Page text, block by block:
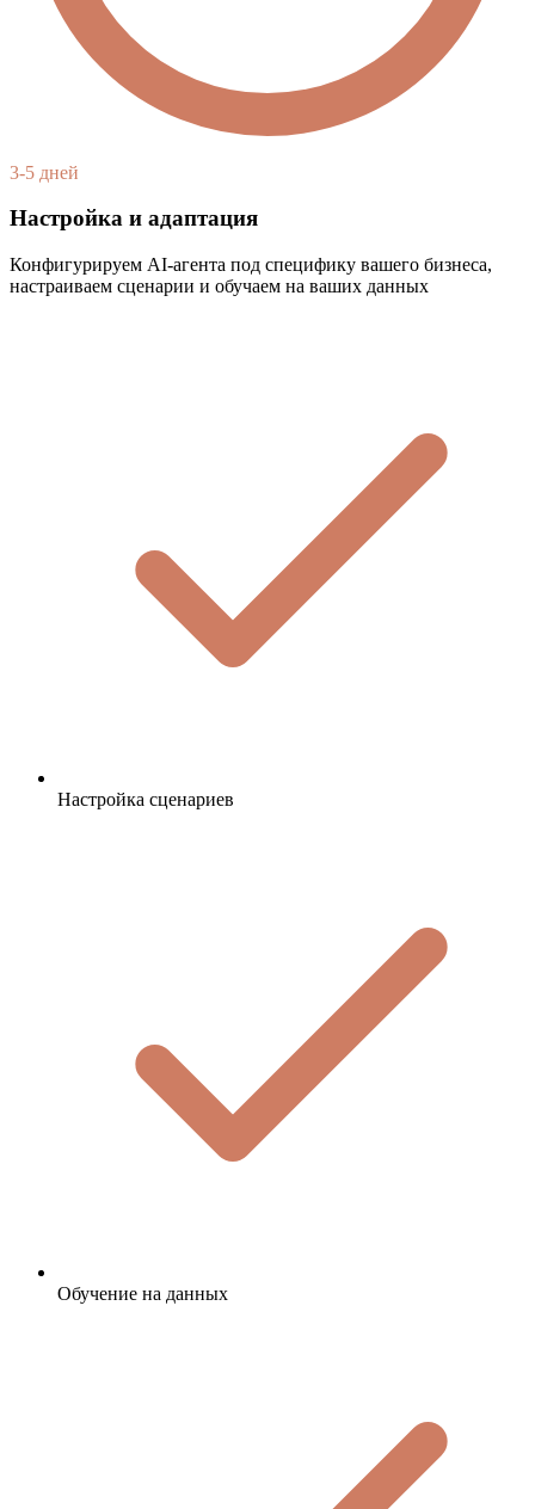
3-5 дней
Настройка и адаптация
Конфигурируем AI-агента под специфику вашего бизнеса,
настраиваем сценарии и обучаем на ваших данных
Настройка сценариев
Обучение на данных